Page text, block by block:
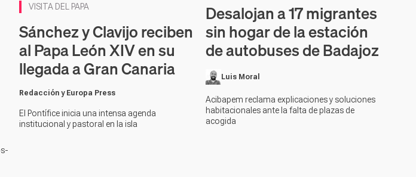
VISITA DEL PAPA
Sánchez y Clavijo reciben
al Papa León XIV en su
llegada a Gran Canaria
Redacción y Europa Press
El Pontífice inicia una intensa agenda
institucional y pastoral en la isla
Desalojan a 17 migrantes
sin hogar de la estación
de autobuses de Badajoz
Luis Moral
Acibapem reclama explicaciones y soluciones
habitacionales ante la falta de plazas de
acogida